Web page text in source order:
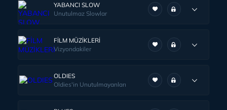
YABANCI SLOW
Unutulmaz Slowlar
FİLM MÜZİKLERİ
Vizyondakiler
OLDIES
Oldies'in Unutulmayanları